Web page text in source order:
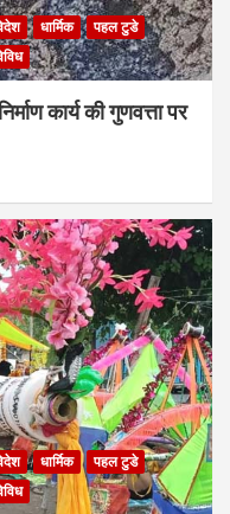
धार्मिक
पहल टुडे
कार्य की गुणवत्ता पर
धार्मिक
पहल टुडे